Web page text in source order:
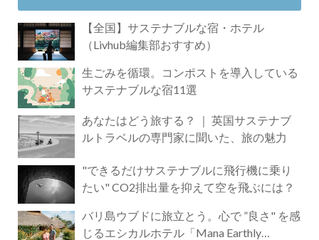
【全国】サステナブルな宿・ホテル
（Livhub編集部おすすめ）
生ごみを循環。コンポストを導入している
サステナブルな宿11選
あなたはどう旅する？ ｜ 英国サステナブ
ルトラベルの専門家に聞いた、旅の魅力
"できるだけサステナブルに飛行機に乗り
たい" CO2排出量を抑えて空を飛ぶには？
バリ島ウブドに旅立とう。心で ”良さ" を感
じるエシカルホテル「Mana Earthly